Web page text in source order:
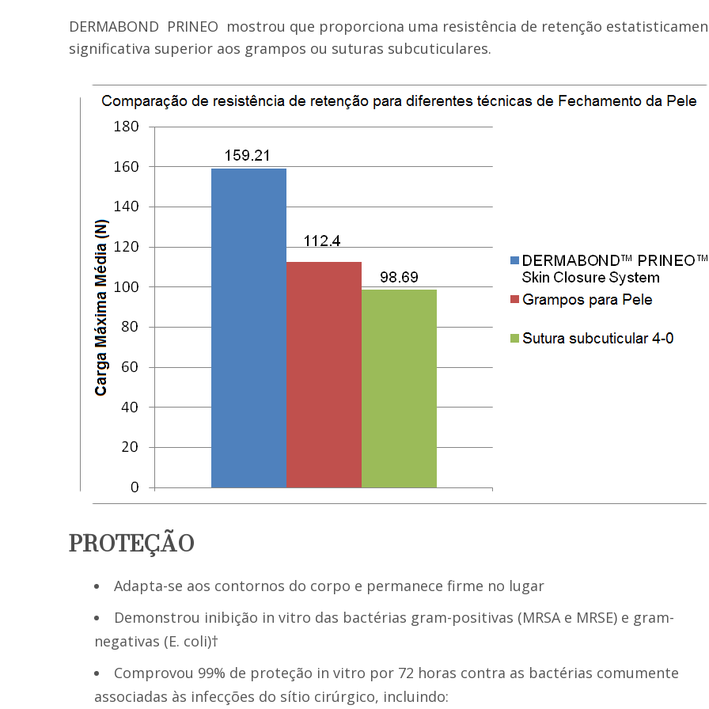
DERMABOND PRINEO mostrou que proporciona uma resistência de retenção
significativa superior aos grampos ou suturas subcuticulares.
PROTEÇÃO
Adapta-se aos contornos do corpo e permanece firme no lugar
Demonstrou inibição in vitro das bactérias gram-positivas (MRSA e MRSE) e gram-
negativas (E. coli)†
Comprovou 99% de proteção in vitro por 72 horas contra as bactérias comumente
associadas às infecções do sítio cirúrgico, incluindo: